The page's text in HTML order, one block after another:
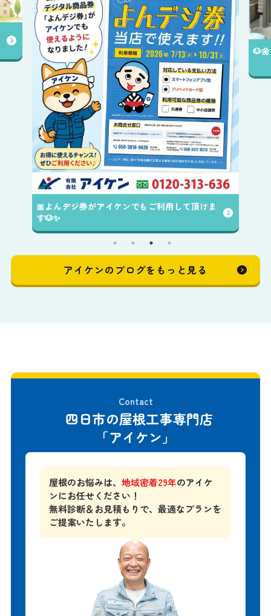
ご利用して頂けま
🐶🌼アイケンの店舗をご紹介します😊✨️
アイケンのブログをもっと見る
Contact
四日市の屋根工事専門店
「アイケン」
ンにお任せください！
無料診断＆お見積もりで、最適なプランを
ご提案いたします。